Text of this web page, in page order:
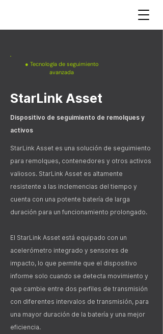
● Tecnología de seguimiento
avanzada
StarLink Asset
Dispositivo de seguimiento de remolques y
activos
StarLink Asset es una solución de seguimiento
para remolques, contenedores y otros activos
valiosos. StarLink Asset es altamente
resistente a las inclemencias del tiempo y
cuenta con una potente batería de larga
duración para un funcionamiento prolongado.
El StarLink Asset está equipado con un
acelerómetro integrado y sensores de
impacto, lo que permite que el dispositivo
informe solo cuando se detecta movimiento y
que cambie entre dos perfiles de transmisión
con diferentes intervalos de transmisión, para
una mayor duración de la batería y una mejor
eficiencia.